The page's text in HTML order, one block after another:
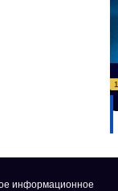
информационное